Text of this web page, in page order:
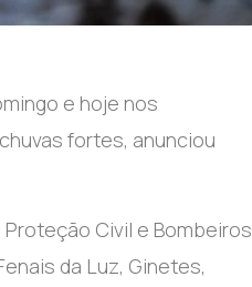
e hoje nos
fortes, anunciou
Civil e Bombeiros
da Luz, Ginetes,